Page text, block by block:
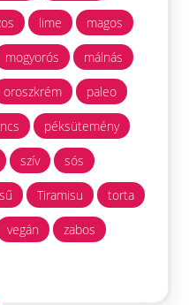
lime magos
mogyorós málnás
oroszkrém paleo
péksütemény
szív sós
Tiramisu torta
vegán zabos